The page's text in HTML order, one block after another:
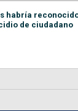
habría
de ciudadano